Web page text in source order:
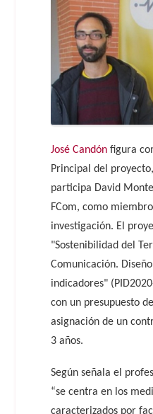
José Candón figura
Principal del
participa David
FCom, como
investigación. El
"Sostenibilidad del
Comunicación.
indicadores"
con un presupuesto
asignación de un
3 años.
Según señala el
“se centra en los
caracterizados por